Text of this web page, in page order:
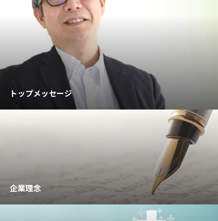
トップメッセージ
企業理念